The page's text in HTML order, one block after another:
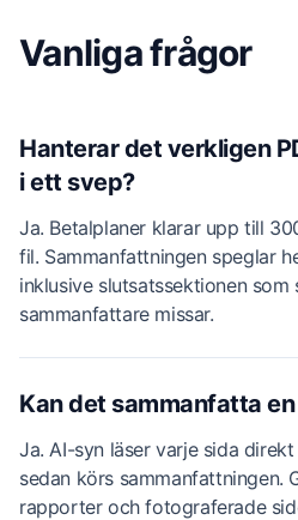
Vanliga frågor
Hanterar det verkligen
i ett svep?
Ja. Betalplaner klarar upp till
fil. Sammanfattningen speglar
inklusive slutsatssektionen
sammanfattare missar.
Kan det sammanfatta
Ja. AI-syn läser varje sida
sedan körs sammanfattningen.
rapporter och fotograferade